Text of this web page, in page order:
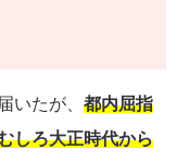
いたが、 都内屈指
しろ大正時代から